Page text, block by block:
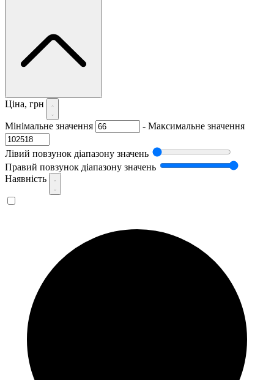
Ціна, грн
Мінімальне значення - Максимальне значення
Лівий повзунок діапазону значень
Правий повзунок діапазону значень
Наявність